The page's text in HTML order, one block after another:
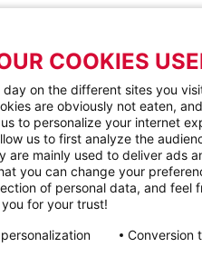
COOKIES
on the different sites you
are obviously not eaten,
to personalize your internet
us to first analyze the
are mainly used to deliver ads
you can change your
of personal data, and feel
for your trust!
Conversion